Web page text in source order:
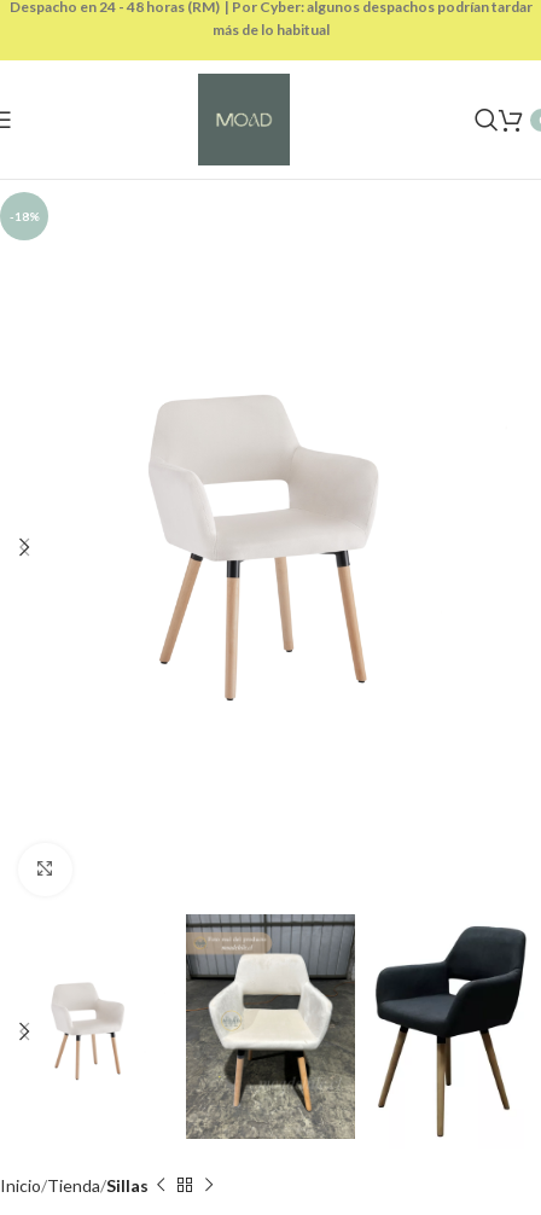
-18%
Inicio Tienda Sillas
Despacho en 24 - 48 horas (RM) | Por Cyber: algunos despachos podrían tardar
más de lo habitual